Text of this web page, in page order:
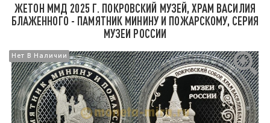
ЖЕТОН ММД 2025 Г. ПОКРОВСКИЙ МУЗЕЙ, ХРАМ ВАСИЛИЯ
БЛАЖЕННОГО - ПАМЯТНИК МИНИНУ И ПОЖАРСКОМУ, СЕРИЯ
МУЗЕИ РОССИИ
Нет В Наличии
Нет В Наличии